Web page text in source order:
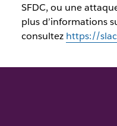
SFDC, ou une
plus d’informations
consultez https://